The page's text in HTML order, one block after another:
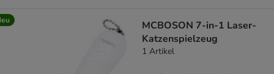
MCBOSON 7-in-1 Laser-
Katzenspielzeug
1 Artikel